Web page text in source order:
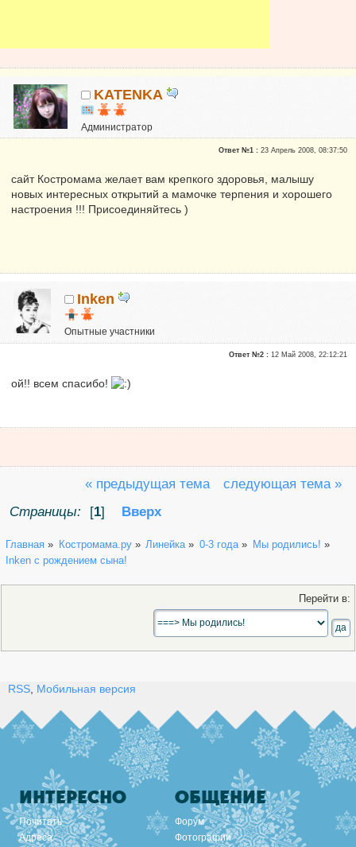
Администратор
Почетные участники
Сказали "Спасибо": 470
Ответ №1 : 23 Апрель 2008, 08:37:50
Опытные участники
Страницы: [1] Вверх
Мы родились!»
Перейти в:
RSS, Мобильная версия